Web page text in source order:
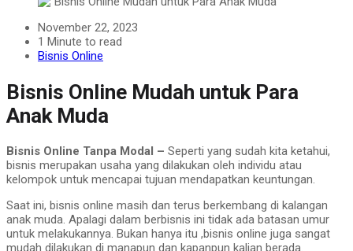
November 22, 2023
1 Minute to read
Bisnis Online
Bisnis Online Mudah untuk Para
Anak Muda
Bisnis Online Tanpa Modal – Seperti yang sudah kita ketahui,
bisnis merupakan usaha yang dilakukan oleh individu atau
kelompok untuk mencapai tujuan mendapatkan keuntungan.
Saat ini, bisnis online masih dan terus berkembang di kalangan
anak muda. Apalagi dalam berbisnis ini tidak ada batasan umur
untuk melakukannya. Bukan hanya itu ,bisnis online juga sangat
mudah dilakukan di manapun dan kapanpun kalian berada.